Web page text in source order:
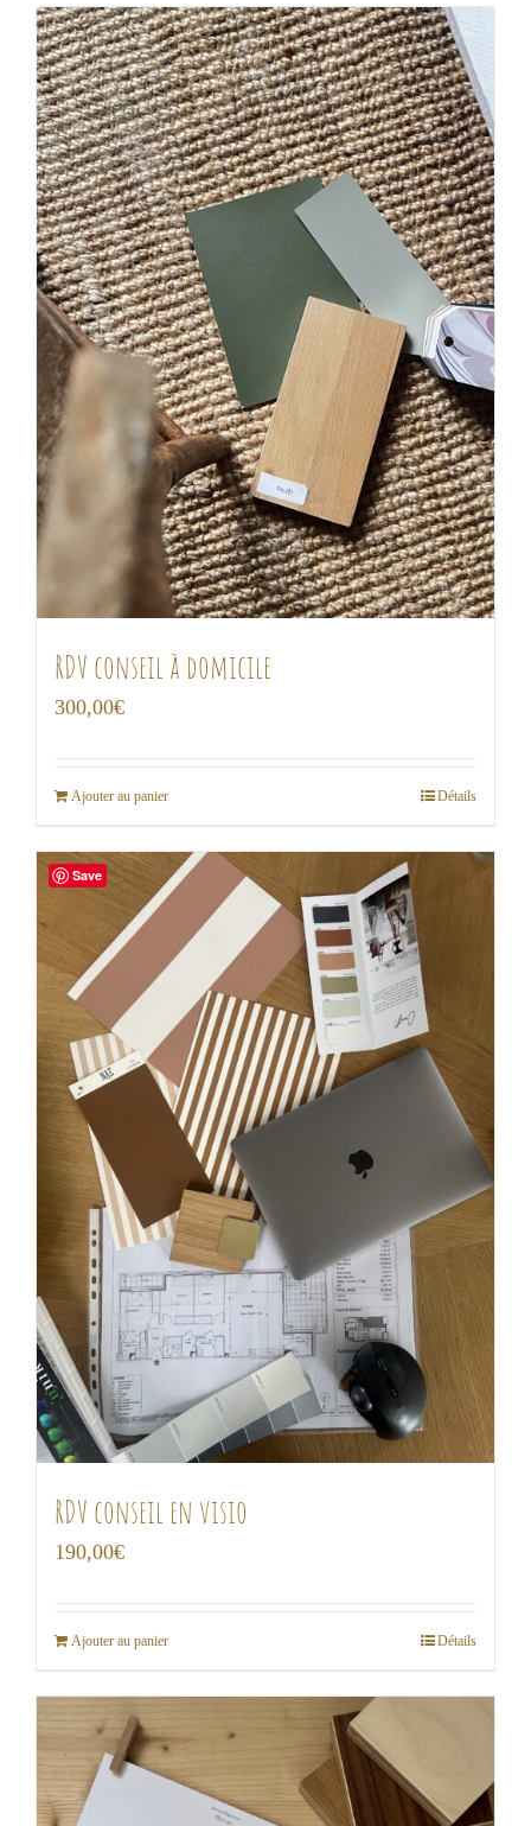
RDV conseil à domicile
300,00€
Ajouter au panier Détails
RDV conseil en visio
190,00€
Ajouter au panier Détails
Save